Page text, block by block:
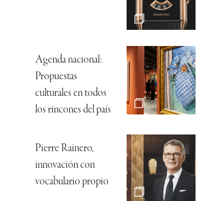
Agenda nacional:
Propuestas
culturales en todos
los rincones del país
Pierre Rainero,
innovación con
vocabulario propio